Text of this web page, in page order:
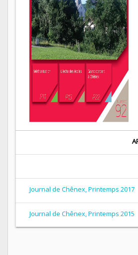
Journal de Chênex, Printemps 2017
Journal de Chênex, Printemps 2015